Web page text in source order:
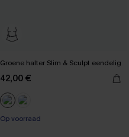
Groene halter Slim & Sculpt eendelig
42,00 €
Op voorraad